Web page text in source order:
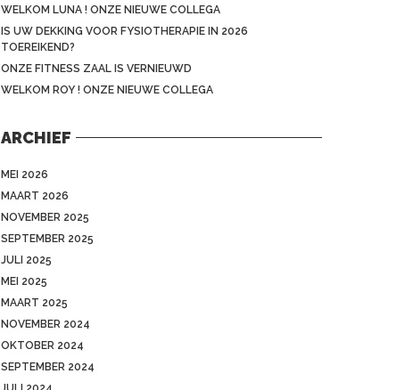
WELKOM LUNA ! ONZE NIEUWE COLLEGA
IS UW DEKKING VOOR FYSIOTHERAPIE IN 2026
TOEREIKEND?
ONZE FITNESS ZAAL IS VERNIEUWD
WELKOM ROY ! ONZE NIEUWE COLLEGA
ARCHIEF
MEI 2026
MAART 2026
NOVEMBER 2025
SEPTEMBER 2025
JULI 2025
MEI 2025
MAART 2025
NOVEMBER 2024
OKTOBER 2024
SEPTEMBER 2024